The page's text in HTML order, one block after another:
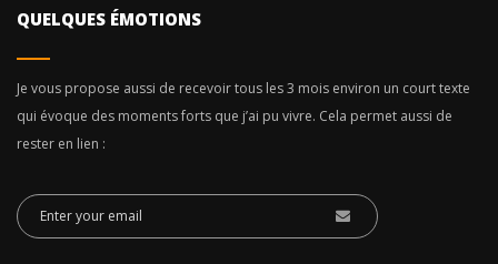
QUELQUES ÉMOTIONS
Je vous propose aussi de recevoir tous les 3 mois environ un court texte
qui évoque des moments forts que j’ai pu vivre. Cela permet aussi de
rester en lien :